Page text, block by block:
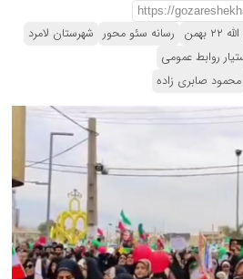
رسانه سئو محور شهرستان لامرد
روابط عمومی
محمود صابری زاده